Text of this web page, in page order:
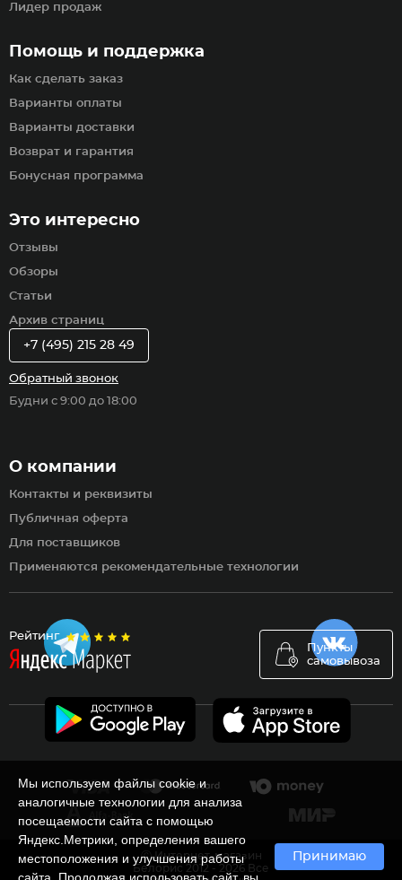
Рейтинг
Пункты
самовывоза
Помощь и поддержка
Как сделать заказ
Варианты оплаты
Варианты доставки
Возврат и гарантия
Бонусная программа
Лидер продаж
Это интересно
Отзывы
Обзоры
Статьи
Архив страниц
О компании
Контакты и реквизиты
Публичная оферта
Для поставщиков
Применяются рекомендательные технологии
+7 (495) 215 28 49
Обратный звонок
Будни с 9:00 до 18:00
Мы используем файлы cookie и
аналогичные технологии для анализа
посещаемости сайта с помощью
Яндекс.Метрики, определения вашего
местоположения и улучшения работы
Принимаю
Ⓒ Интернет-магазин
Белорис 2012 - 2026 Все